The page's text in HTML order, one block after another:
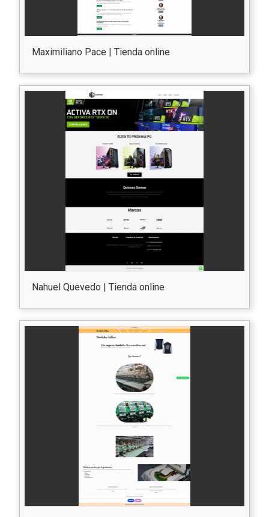
Maximiliano Pace | Tienda online
Nahuel Quevedo | Tienda online